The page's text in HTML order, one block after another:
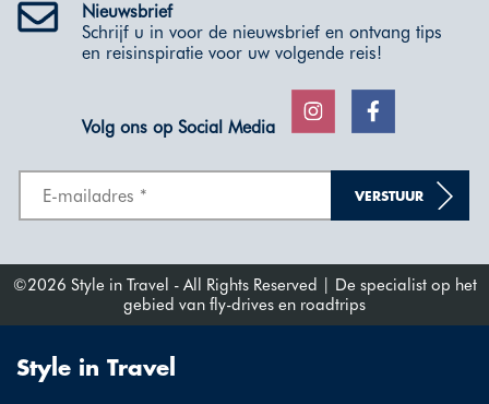
Nieuwsbrief
Schrijf u in voor de nieuwsbrief en ontvang tips
en reisinspiratie voor uw volgende reis!
Volg ons op Social Media
VERSTUUR
©2026 Style in Travel - All Rights Reserved | De specialist op het
gebied van fly-drives en roadtrips
Style in Travel